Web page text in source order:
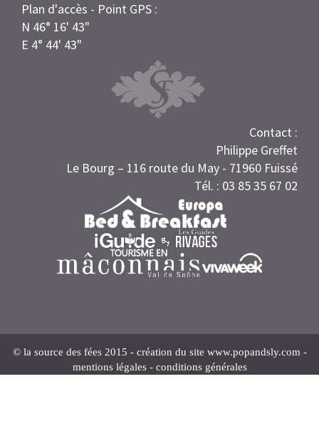
Plan d'accès - Point GPS :
N 46° 16' 43"
E 4° 44' 43"
Contact :
Philippe Greffet
Le Bourg – 116 route du May - 71960 Fuissé
Tél. : 03 85 35 67 02
© la source des fées 2015 - création du site www.popandsly.com -
mentions légales- conditions générales